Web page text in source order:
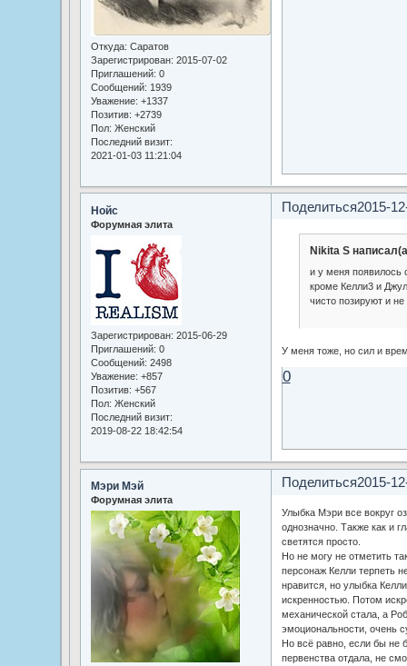
Откуда: Саратов
Зарегистрирован: 2015-07-02
Приглашений: 0
Сообщений: 1939
Уважение: +1337
Позитив: +2739
Пол: Женский
Последний визит:
2021-01-03 11:21:04
Поделиться2015-
Нойс
Форумная элита
Зарегистрирован: 2015-06-29
Приглашений: 0
Сообщений: 2498
Уважение: +857
Позитив: +567
Пол: Женский
Последний визит:
2019-08-22 18:42:54
Nikita S
и у меня появилось
кроме Келли3 и
чисто позируют и
У меня тоже, но сил и
0
Поделиться2015-
Мэри Мэй
Форумная элита
Улыбка Мэри все вокруг
однозначно. Также как и
светятся просто.
Но не могу не отметить
персонаж Келли терпеть
нравится, но улыбка
искренностью. Потом
механической стала, а
эмоциональности, очень
Но всё равно, если бы не
первенства отдала, не